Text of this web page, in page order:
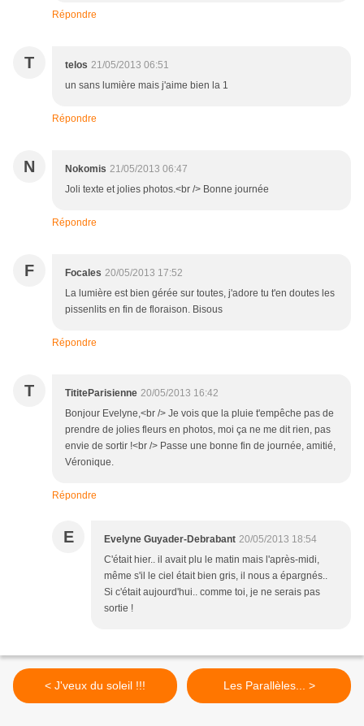
Répondre
T telos 21/05/2013 06:51
un sans lumière mais j'aime bien la 1
Répondre
N Nokomis 21/05/2013 06:47
Joli texte et jolies photos.<br /> Bonne journée
Répondre
F Focales 20/05/2013 17:52
La lumière est bien gérée sur toutes, j'adore tu t'en doutes les
pissenlits en fin de floraison. Bisous
Répondre
T TititeParisienne 20/05/2013 16:42
Bonjour Evelyne,<br /> Je vois que la pluie t'empêche pas de
prendre de jolies fleurs en photos, moi ça ne me dit rien, pas
envie de sortir !<br /> Passe une bonne fin de journée, amitié,
Véronique.
Répondre
E Evelyne Guyader-Debrabant 20/05/2013 18:54
C'était hier.. il avait plu le matin mais l'après-midi,
même s'il le ciel était bien gris, il nous a épargnés..
Si c'était aujourd'hui.. comme toi, je ne serais pas
sortie !
< J'veux du soleil !!! Les Parallèles... >